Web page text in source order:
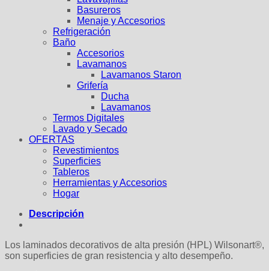
Basureros
Menaje y Accesorios
Refrigeración
Baño
Accesorios
Lavamanos
Lavamanos Staron
Grifería
Ducha
Lavamanos
Termos Digitales
Lavado y Secado
OFERTAS
Revestimientos
Superficies
Tableros
Herramientas y Accesorios
Hogar
Descripción
Los laminados decorativos de alta presión (HPL) Wilsonart®,
son superficies de gran resistencia y alto desempeño.